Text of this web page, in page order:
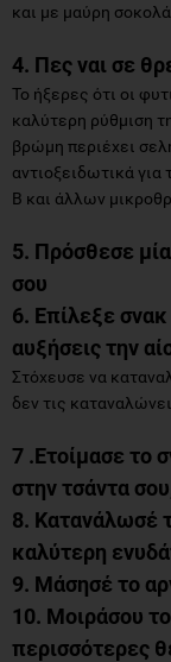
και με μαύρη
4. Πες ναι σε
Το ήξερες ότι οι
καλύτερη ρύθμιση
βρώμη περιέχει
αντιοξειδωτικά
Β και άλλων
5. Πρόσθεσε
σου
6. Επίλεξε σνακ
αυξήσεις την
Στόχευσε να
δεν τις
7 .Ετοίμασε το
στην τσάντα
8. Κατανάλωσέ
καλύτερη
9. Μάσησέ το
10. Μοιράσου
περισσότερες